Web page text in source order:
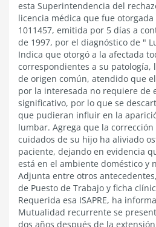
esta Superintendencia del
licencia médica que fue
1011457, emitida por 5 días a
de 1997, por el diagnóstico de "
Indica que otorgó a la afectada
correspondientes a su patología,
de origen común, atendido que
por la interesada no requiere de
significativo, por lo que se
que pudieran influir en la
lumbar. Agrega que la
cuidados de su hijo ha aliviado
paciente, dejando en evidencia
está en el ambiente doméstico y
Adjunta entre otros
de Puesto de Trabajo y ficha
Requerida esa ISAPRE, ha
Mutualidad recurrente se
dos años después de la